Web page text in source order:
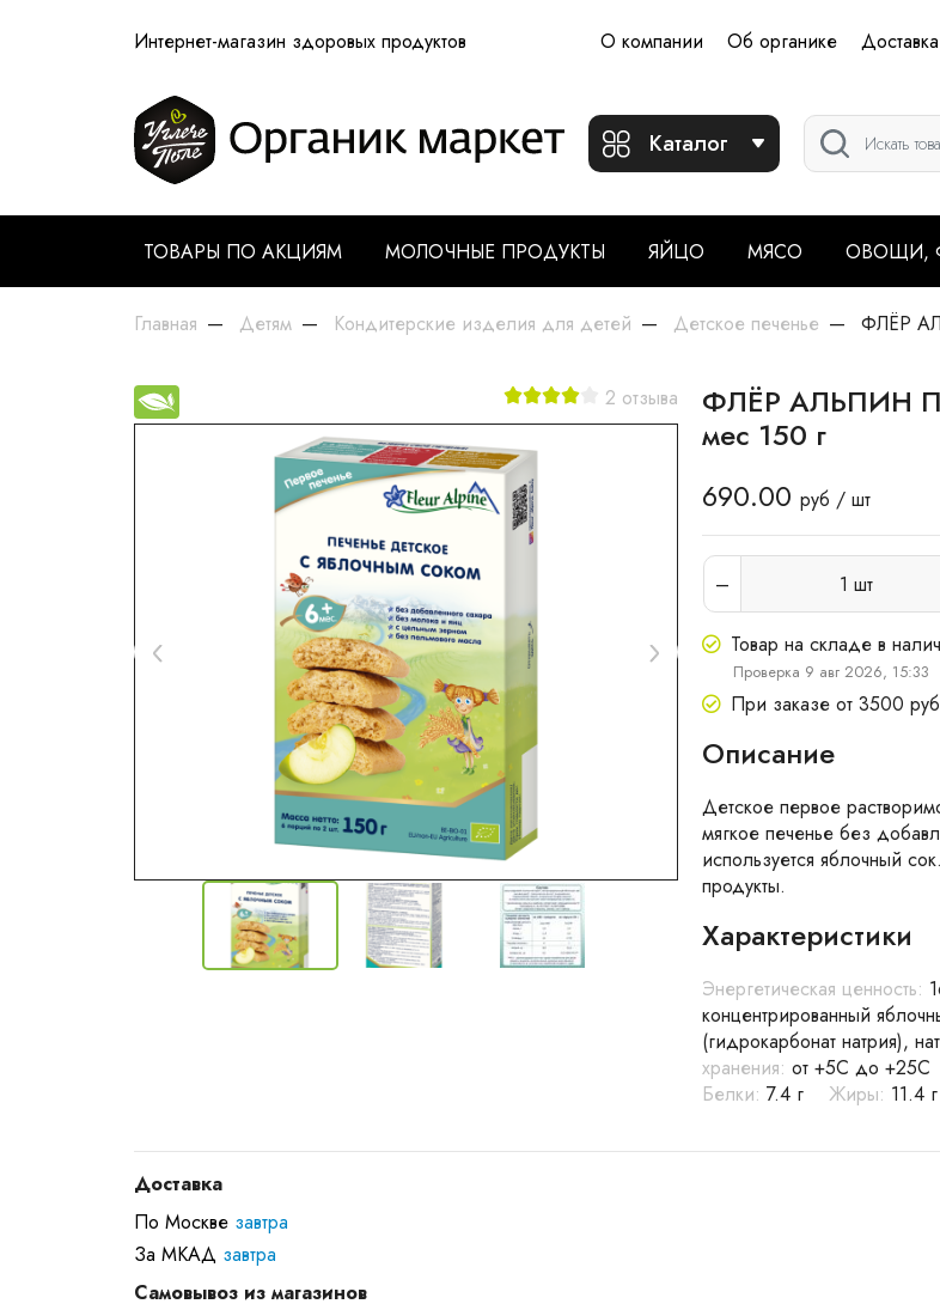
Интернет-магазин здоровых продуктов О компании Об органике Доставка
Каталог
ТОВАРЫ ПО АКЦИЯМ МОЛОЧНЫЕ ПРОДУКТЫ ЯЙЦО МЯСО ОВОЩИ,
Главная Детям Кондитерские изделия для детей Детское печенье ФЛЁР
2 отзыва
ФЛЁР АЛЬПИН
мес 150 г
690.00 руб / шт
1 шт
Товар на складе в
Проверка 9 авг 2026, 15:33
При заказе от 3500
Описание
Детское первое
мягкое печенье без
используется яблочный
продукты.
Характеристики
Энергетическая ценность:
концентрированный
(гидрокарбонат натрия),
хранения: от +5C до +25С
Белки: 7.4 г Жиры: 11.4 г
Доставка
По Москве завтра
За МКАД завтра
Самовывоз из магазинов